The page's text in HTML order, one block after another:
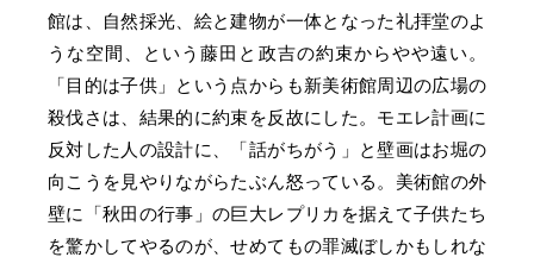
館は、自然採光、絵と建物が一体となった礼拝堂のよ
うな空間、という藤田と政吉の約束からやや遠い。
「目的は子供」という点からも新美術館周辺の広場の
殺伐さは、結果的に約束を反故にした。モエレ計画に
反対した人の設計に、「話がちがう」と壁画はお堀の
向こうを見やりながらたぶん怒っている。美術館の外
壁に「秋田の行事」の巨大レプリカを据えて子供たち
を驚かしてやるのが、せめてもの罪滅ぼしかもしれな